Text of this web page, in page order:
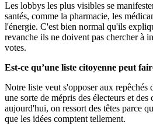
Les lobbys les plus visibles se
santés, comme la pharmacie, les
l'énergie. C'est bien normal qu'ils
revanche ils ne doivent pas chercher à
votes.
Est-ce qu’une liste citoyenne peut
Notre liste veut s'opposer aux
une sorte de mépris des électeurs et des
aujourd'hui, on ressort des têtes parce
que les idées comptent tellement.